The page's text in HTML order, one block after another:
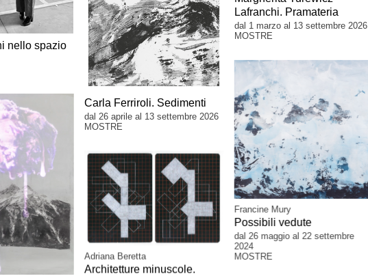
nello spazio
Carla Ferriroli. Sedimenti
dal 26 aprile al 13 settembre 2026
MOSTRE
Lafranchi. Pramateria
dal 1 marzo al 13 settembre 2026
MOSTRE
Francine Mury
Possibili vedute
dal 26 maggio al 22 settembre
2024
MOSTRE
Adriana Beretta
Architetture minuscole.